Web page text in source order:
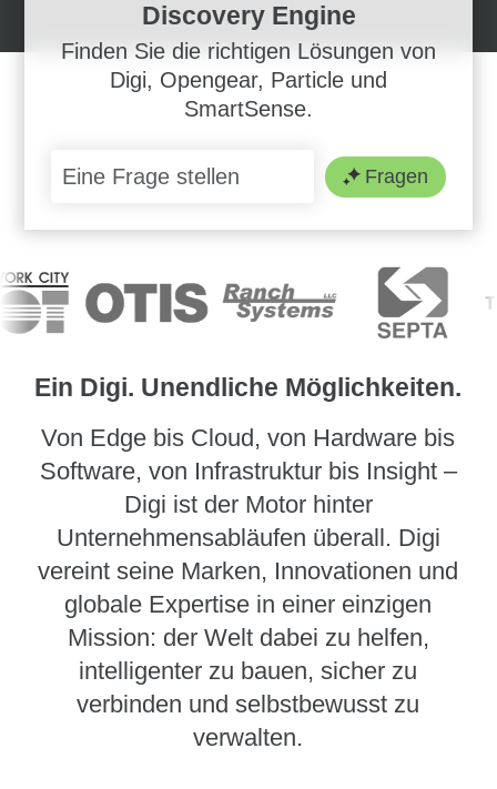
Discovery Engine
Finden Sie die richtigen Lösungen von
Digi, Opengear, Particle und
SmartSense.
Fragen
Ein Digi. Unendliche Möglichkeiten.
Von Edge bis Cloud, von Hardware bis
Software, von Infrastruktur bis Insight –
Digi ist der Motor hinter
Unternehmensabläufen überall. Digi
vereint seine Marken, Innovationen und
globale Expertise in einer einzigen
Mission: der Welt dabei zu helfen,
intelligenter zu bauen, sicher zu
verbinden und selbstbewusst zu
verwalten.